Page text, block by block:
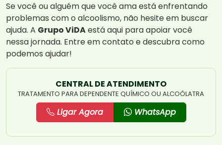
Se você ou alguém que você ama está enfrentando
problemas com o alcoolismo, não hesite em buscar
ajuda. A Grupo ViDAestá aqui para apoiar você
nessa jornada. Entre em contato e descubra como
podemos ajudar!
CENTRAL DE ATENDIMENTO
TRATAMENTO PARA DEPENDENTE QUÍMICO OU ALCOÓLATRA
Ligar Agora WhatsApp